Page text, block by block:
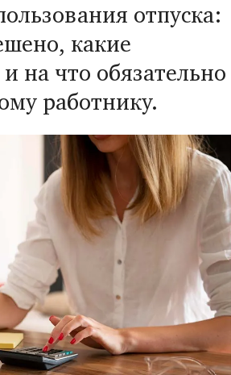
отпуска:
какие
на что обязательно
работнику.